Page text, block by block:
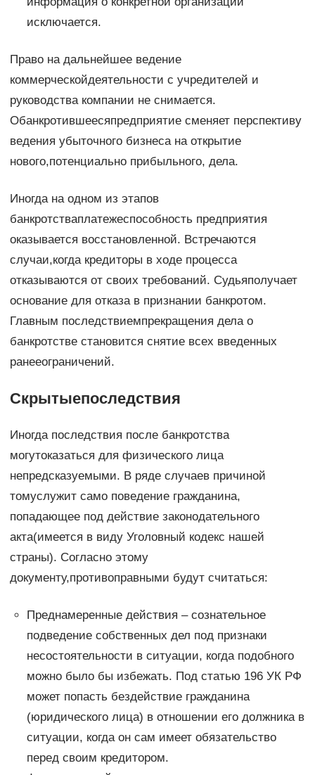
исключается.
Право на дальнейшее ведение
коммерческойдеятельности с учредителей и
руководства компании не снимается.
Обанкротившеесяпредприятие сменяет перспективу
ведения убыточного бизнеса на открытие
нового,потенциально прибыльного, дела.
Иногда на одном из этапов
банкротстваплатежеспособность предприятия
оказывается восстановленной. Встречаются
случаи,когда кредиторы в ходе процесса
отказываются от своих требований. Судьяполучает
основание для отказа в признании банкротом.
Главным последствиемпрекращения дела о
банкротстве становится снятие всех введенных
ранееограничений.
Скрытыепоследствия
Иногда последствия после банкротства
могутоказаться для физического лица
непредсказуемыми. В ряде случаев причиной
томуслужит само поведение гражданина,
попадающее под действие законодательного
акта(имеется в виду Уголовный кодекс нашей
страны). Согласно этому
документу,противоправными будут считаться:
Преднамеренные действия – сознательное
подведение собственных дел под признаки
несостоятельности в ситуации, когда подобного
можно было бы избежать. Под статью 196 УК РФ
может попасть бездействие гражданина
(юридического лица) в отношении его должника в
ситуации, когда он сам имеет обязательство
перед своим кредитором.